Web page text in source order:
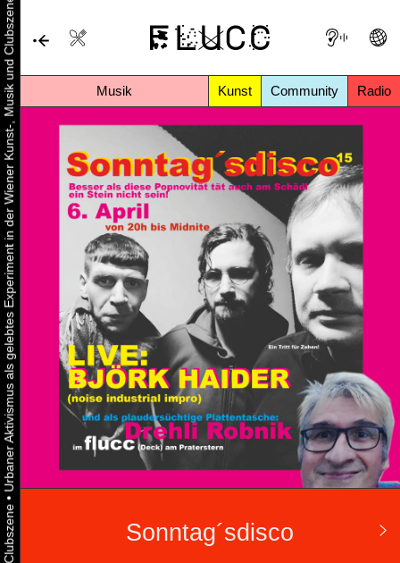
Musik Kunst Community Radio
•
Urbaner Aktivismus als gelebtes Experiment in der Wiener Kunst-, Musik und Clubszene
Sonntag´sdisco